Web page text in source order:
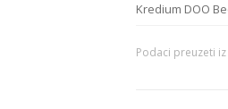
Kredium DOO
Podaci preuzeti iz